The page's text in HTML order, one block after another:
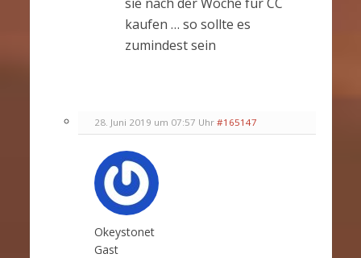
kaufen … so sollte es
zumindest sein
28. Juni 2019 um 07:57 Uhr #165147
Okeystonet
Gast